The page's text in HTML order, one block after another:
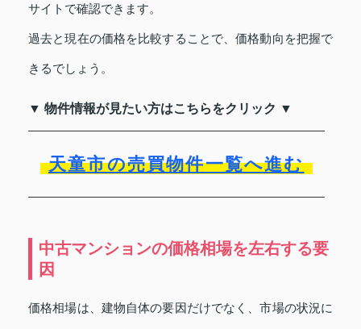
サイトで確認できます。
過去と現在の価格を比較することで、価格動向を把握で
きるでしょう。
▼ 物件情報が見たい方はこちらをクリック ▼
天童市の売買物件一覧へ進む
中古マンションの価格相場を左右する要
因
価格相場は、建物自体の要因だけでなく、市場の状況に